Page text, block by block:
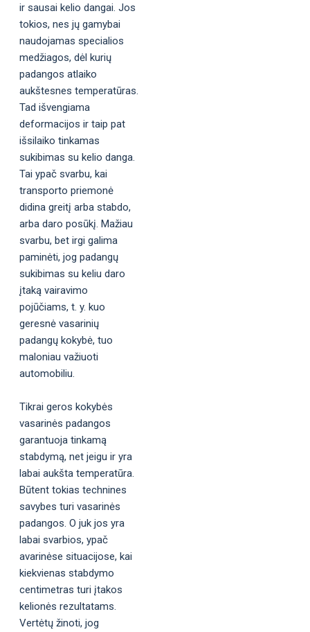
ir sausai kelio dangai. Jos
tokios, nes jų gamybai
naudojamas specialios
medžiagos, dėl kurių
padangos atlaiko
aukštesnes temperatūras.
Tad išvengiama
deformacijos ir taip pat
išsilaiko tinkamas
sukibimas su kelio danga.
Tai ypač svarbu, kai
transporto priemonė
didina greitį arba stabdo,
arba daro posūkį. Mažiau
svarbu, bet irgi galima
paminėti, jog padangų
sukibimas su keliu daro
įtaką vairavimo
pojūčiams, t. y. kuo
geresnė vasarinių
padangų kokybė, tuo
maloniau važiuoti
automobiliu.
Tikrai geros kokybės
vasarinės padangos
garantuoja tinkamą
stabdymą, net jeigu ir yra
labai aukšta temperatūra.
Būtent tokias technines
savybes turi vasarinės
padangos. O juk jos yra
labai svarbios, ypač
avarinėse situacijose, kai
kiekvienas stabdymo
centimetras turi įtakos
kelionės rezultatams.
Vertėtų žinoti, jog